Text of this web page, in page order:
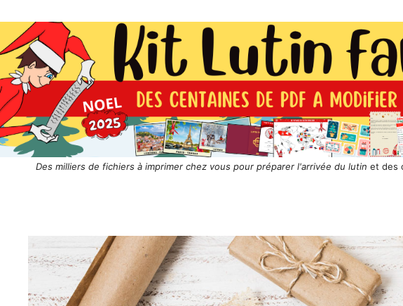
Des milliers de fichiers à imprimer chez vous pour préparer l'arrivée du lutin et des